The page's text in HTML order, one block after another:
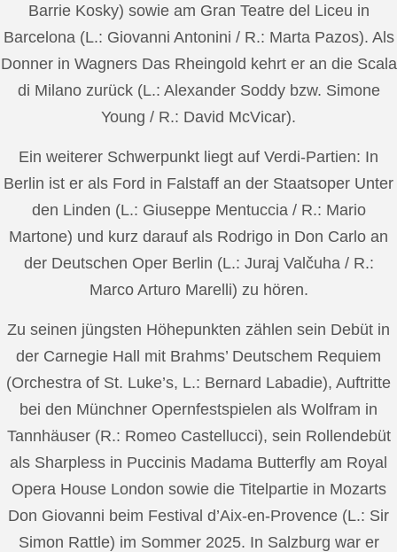
Barrie Kosky) sowie am Gran Teatre del Liceu in
Barcelona (L.: Giovanni Antonini / R.: Marta Pazos). Als
Donner in Wagners Das Rheingold kehrt er an die Scala
di Milano zurück (L.: Alexander Soddy bzw. Simone
Young / R.: David McVicar).
Ein weiterer Schwerpunkt liegt auf Verdi-Partien: In
Berlin ist er als Ford in Falstaff an der Staatsoper Unter
den Linden (L.: Giuseppe Mentuccia / R.: Mario
Martone) und kurz darauf als Rodrigo in Don Carlo an
der Deutschen Oper Berlin (L.: Juraj Valčuha / R.:
Marco Arturo Marelli) zu hören.
Zu seinen jüngsten Höhepunkten zählen sein Debüt in
der Carnegie Hall mit Brahms’ Deutschem Requiem
(Orchestra of St. Luke’s, L.: Bernard Labadie), Auftritte
bei den Münchner Opernfestspielen als Wolfram in
Tannhäuser (R.: Romeo Castellucci), sein Rollendebüt
als Sharpless in Puccinis Madama Butterfly am Royal
Opera House London sowie die Titelpartie in Mozarts
Don Giovanni beim Festival d’Aix-en-Provence (L.: Sir
Simon Rattle) im Sommer 2025. In Salzburg war er